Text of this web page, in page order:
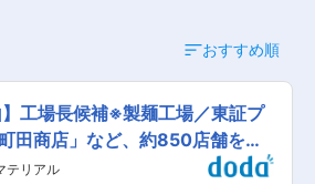
おすすめ順
】工場長候補※製麺工場／東証プ
田商店」など、約850店舗を展
テリアル